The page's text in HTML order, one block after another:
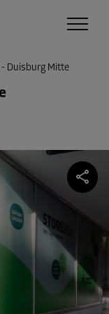
Duisburg Mitte